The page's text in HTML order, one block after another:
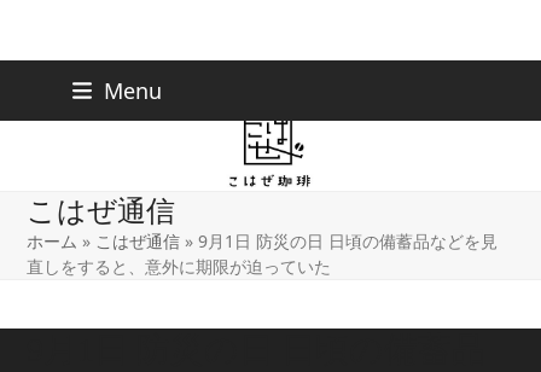
Menu
こはぜ通信
ホーム » こはぜ通信 »9月1日 防災の日 日頃の備蓄品などを見
直しをすると、意外に期限が迫っていた